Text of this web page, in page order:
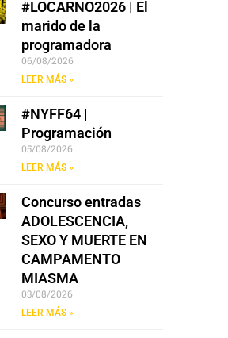
#LOCARNO2026 | El
marido de la
programadora
06/08/2026
LEER MÁS »
#NYFF64 |
Programación
05/08/2026
LEER MÁS »
Concurso entradas
ADOLESCENCIA,
SEXO Y MUERTE EN
CAMPAMENTO
MIASMA
03/08/2026
LEER MÁS »